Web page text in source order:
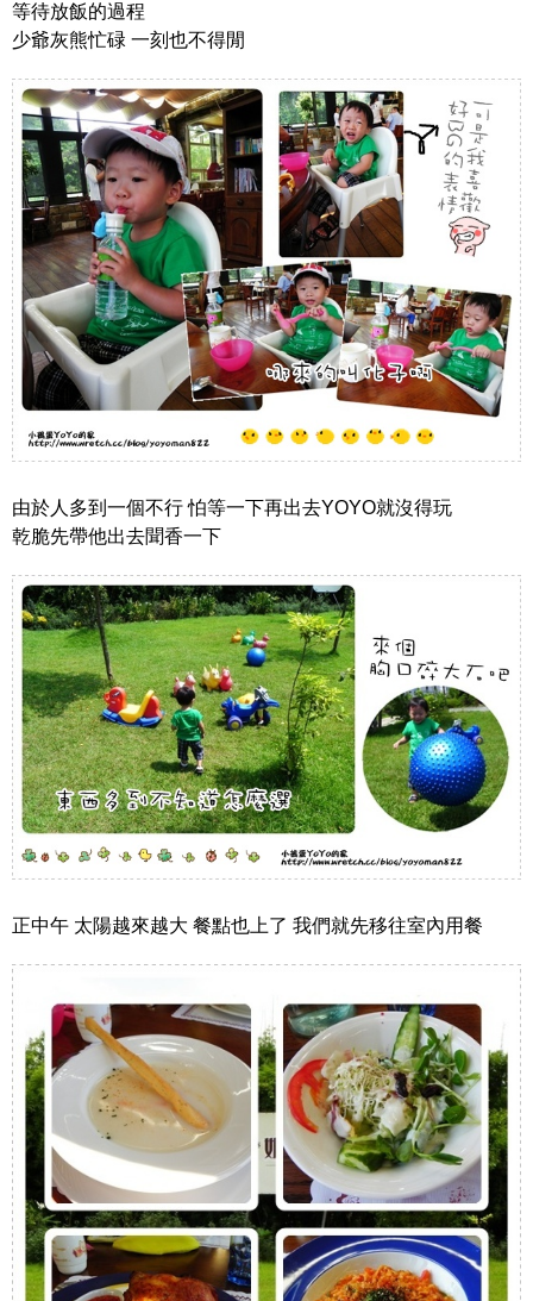
等待放飯的過程
少爺灰熊忙碌 一刻也不得閒
由於人多到一個不行 怕等一下再出去YOYO就沒得玩
乾脆先帶他出去聞香一下
正中午 太陽越來越大 餐點也上了 我們就先移往室內用餐